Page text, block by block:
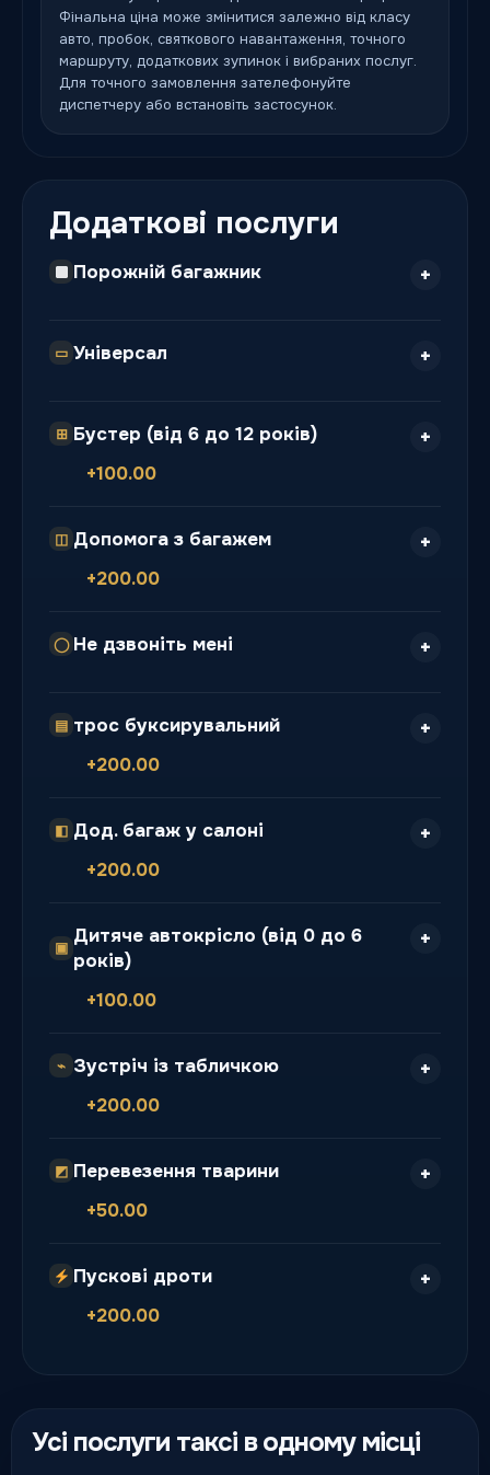
Фінальна ціна може змінитися залежно від класу
авто, пробок, святкового навантаження, точного
маршруту, додаткових зупинок і вибраних послуг.
Для точного замовлення зателефонуйте
диспетчеру або встановіть застосунок.
Додаткові послуги
Порожній багажник
▭ Універсал
⊞ Бустер (від 6 до 12 років)
+100.00
◫ Допомога з багажем
+200.00
◯ Не дзвоніть мені
▤ трос буксирувальний
+200.00
◧ Дод. багаж у салоні
+200.00
▣
Дитяче автокрісло (від 0 до 6
років)
+100.00
⌁ Зустріч із табличкою
+200.00
◩ Перевезення тварини
+50.00
Пускові дроти
+200.00
Усі послуги таксі в одному місці